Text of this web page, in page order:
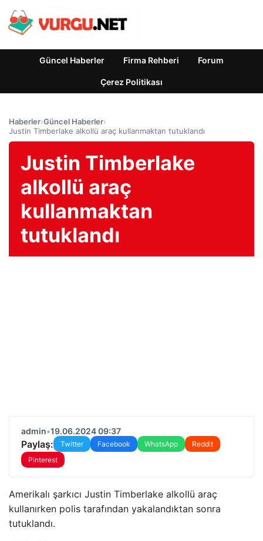
Güncel Haberler Firma Rehberi Forum
Çerez Politikası
Haberler›Güncel Haberler›
Justin Timberlake alkollü araç kullanmaktan tutuklandı
Justin Timberlake
alkollü araç
kullanmaktan
tutuklandı
admin•19.06.2024 09:37
Paylaş: Twitter Facebook WhatsApp
Reddit
Pinterest
Amerikalı şarkıcı Justin Timberlake alkollü araç
kullanırken polis tarafından yakalandıktan sonra
tutuklandı.